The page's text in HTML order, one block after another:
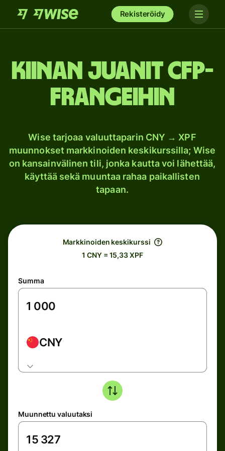
Rekisteröidy
Kiinan juanit CFP-
frangeihin
Wise tarjoaa valuuttaparin CNY → XPF
muunnokset markkinoiden keskikurssilla; Wise
on kansainvälinen tili, jonka kautta voi lähettää,
käyttää sekä muuntaa rahaa paikallisten
tapaan.
Markkinoiden keskikurssi
1 CNY = 15,33 XPF
Summa
CNY
Muunnettu valuutaksi